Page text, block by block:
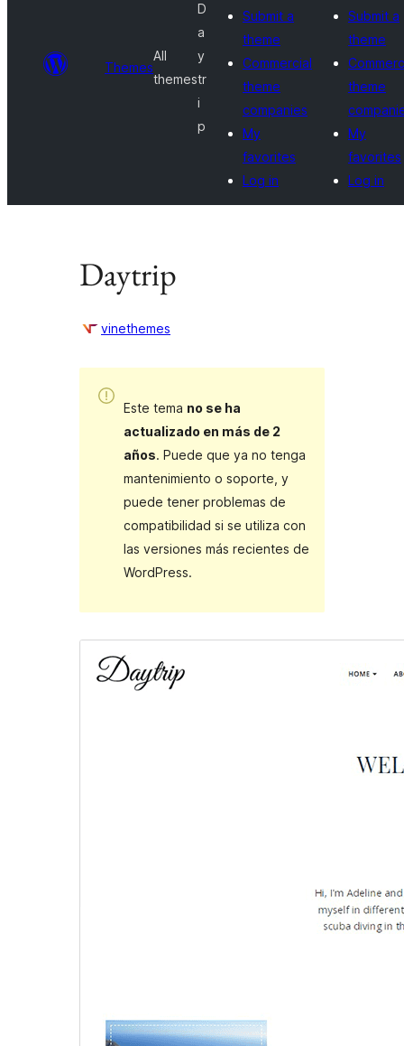
Themes
All
themes
D
a
y
tr
i
p
Submit a
theme
Commercial
theme
companies
My
favorites
Log in
Submit a
theme
theme
My
favorites
Log in
Daytrip
vinethemes
Este tema no se ha
actualizado en más de 2
años. Puede que ya no tenga
mantenimiento o soporte, y
puede tener problemas de
compatibilidad si se utiliza con
las versiones más recientes de
WordPress.